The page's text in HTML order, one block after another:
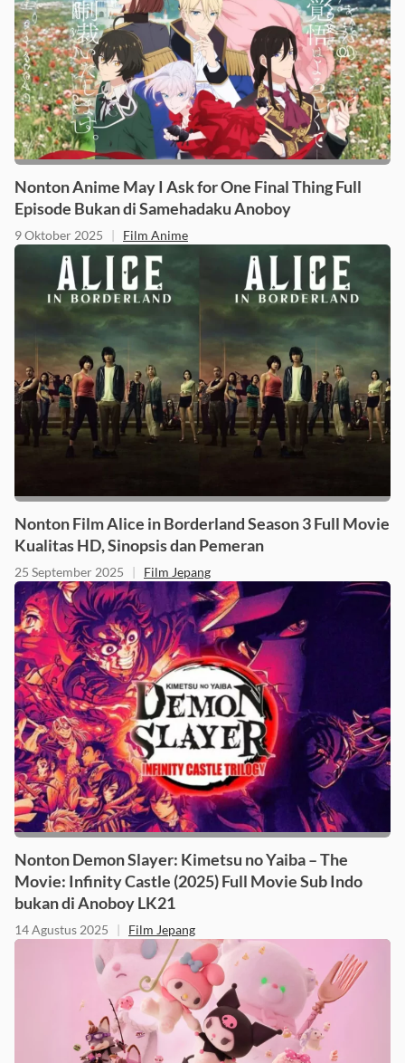
Nonton Anime May I Ask for One Final Thing Full
Episode Bukan di Samehadaku Anoboy
9 Oktober 2025 | Film Anime
Nonton Film Alice in Borderland Season 3 Full Movie
Kualitas HD, Sinopsis dan Pemeran
25 September 2025 | Film Jepang
Nonton Demon Slayer: Kimetsu no Yaiba – The
Movie: Infinity Castle (2025) Full Movie Sub Indo
bukan di Anoboy LK21
14 Agustus 2025 | Film Jepang